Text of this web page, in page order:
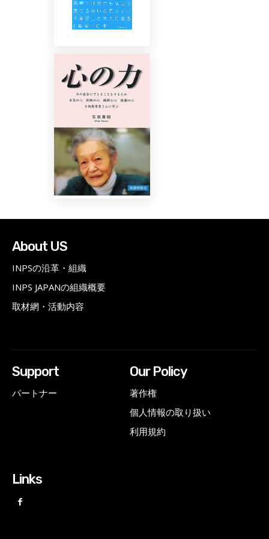
About US
INPSの沿革・組織
INPS JAPANの組織概要
取材網・活動内容
Support
パートナー
Our Policy
著作権
個人情報の取り扱い
利用規約
Links